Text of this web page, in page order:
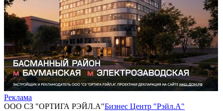
Реклама
ООО СЗ "ОРТИГА РЭЙЛ.А"Бизнес Центр "Рэйл.А"